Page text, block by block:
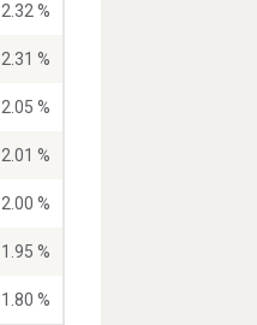
2.32 %
2.31 %
2.05 %
2.01 %
2.00 %
1.95 %
1.80 %